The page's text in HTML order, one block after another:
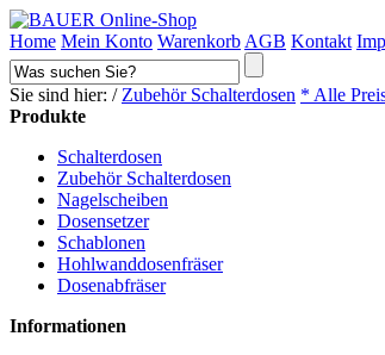
Home Mein Konto Warenkorb AGB Kontakt
Sie sind hier: / Zubehör Schalterdosen * Alle
Produkte
Schalterdosen
Zubehör Schalterdosen
Nagelscheiben
Dosensetzer
Schablonen
Hohlwanddosenfräser
Dosenabfräser
Informationen